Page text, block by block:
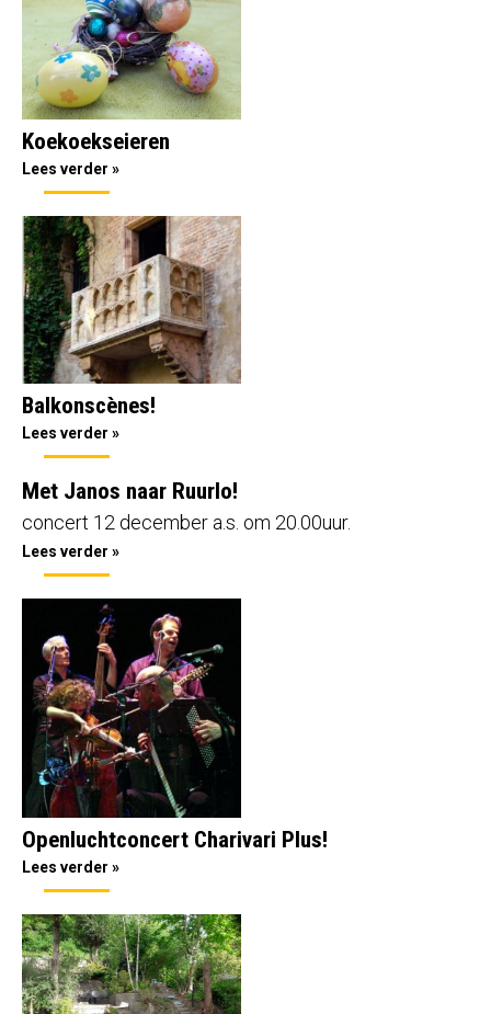
Koekoekseieren
Lees verder »
Balkonscènes!
Lees verder »
Met Janos naar Ruurlo!
concert 12 december a.s. om 20.00uur.
Lees verder »
Openluchtconcert Charivari Plus!
Lees verder »